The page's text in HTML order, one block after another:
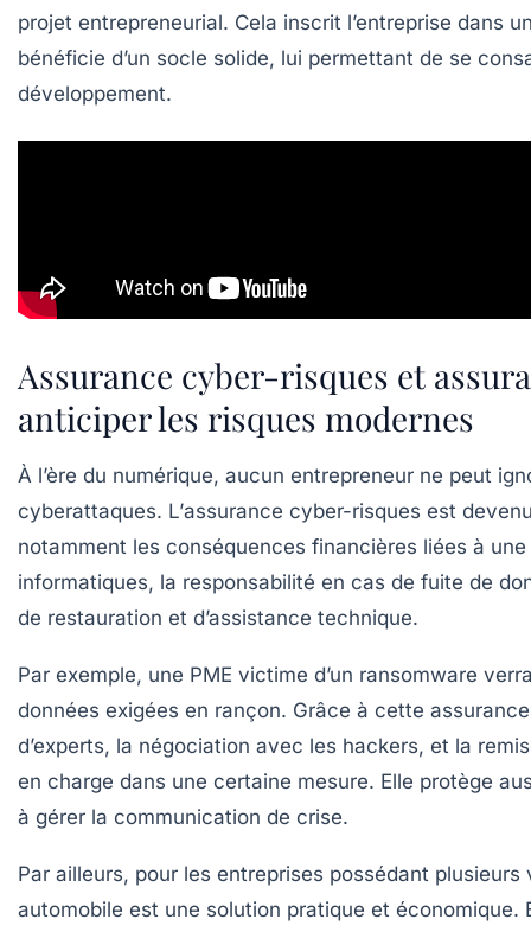
projet entrepreneurial. Cela inscrit l’entreprise dans
bénéficie d’un socle solide, lui permettant de se
développement.
Assurance cyber-risques et
anticiper les risques modernes
À l’ère du numérique, aucun entrepreneur ne peut
cyberattaques. L’assurance cyber-risques est
notamment les conséquences financières liées à
informatiques, la responsabilité en cas de fuite de
de restauration et d’assistance technique.
Par exemple, une PME victime d’un ransomware
données exigées en rançon. Grâce à cette
d’experts, la négociation avec les hackers, et la
en charge dans une certaine mesure. Elle protège
à gérer la communication de crise.
Par ailleurs, pour les entreprises possédant
automobile est une solution pratique et économique.